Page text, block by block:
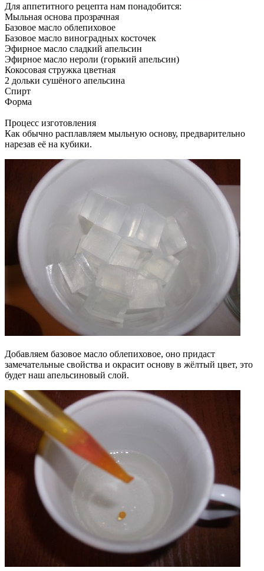
Для аппетитного рецепта нам понадобится:
Мыльная основа прозрачная
Базовое масло облепиховое
Базовое масло виноградных косточек
Эфирное масло сладкий апельсин
Эфирное масло нероли (горький апельсин)
Кокосовая стружка цветная
2 дольки сушёного апельсина
Спирт
Форма
Процесс изготовления
Как обычно расплавляем мыльную основу, предварительно
нарезав её на кубики.
Добавляем базовое масло облепиховое, оно придаст
замечательные свойства и окрасит основу в жёлтый цвет, это
будет наш апельсиновый слой.